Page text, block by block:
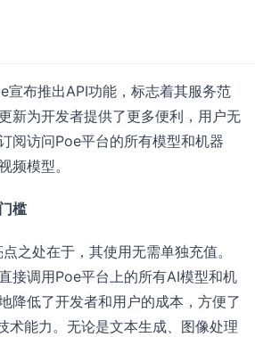
宣布推出API功能，标志着其服务范
新为开发者提供了更多便利，用户无
阅访问Poe平台的所有模型和机器
频模型。
槛
之处在于，其使用无需单独充值。
接调用Poe平台上的所有AI模型和机
降低了开发者和用户的成本，方便了
术能力。无论是文本生成、图像处理